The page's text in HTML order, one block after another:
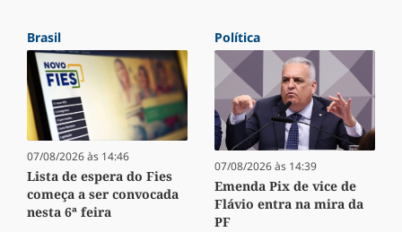
Brasil
07/08/2026 às 14:46
Lista de espera do Fies
começa a ser convocada
nesta 6ª feira
Política
07/08/2026 às 14:39
Emenda Pix de vice de
Flávio entra na mira da
PF